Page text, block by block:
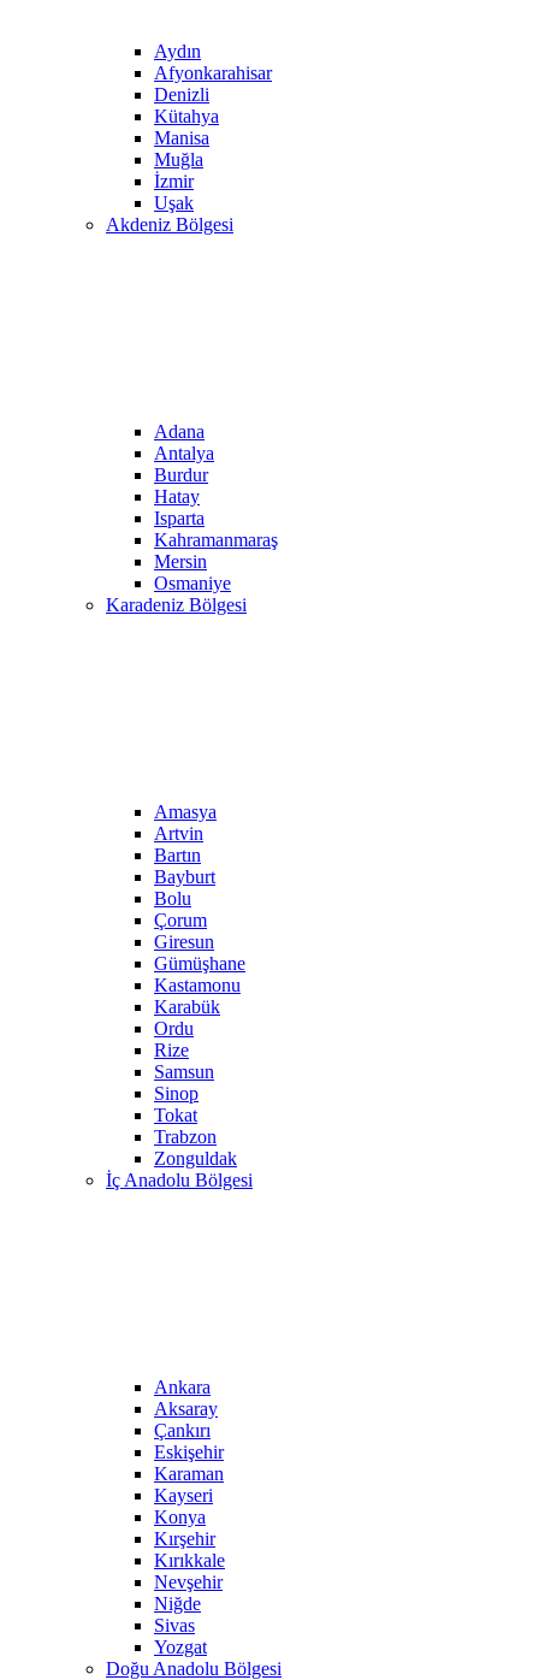
Aydın
Afyonkarahisar
Denizli
Kütahya
Manisa
Muğla
İzmir
Uşak
Akdeniz Bölgesi
Adana
Antalya
Burdur
Hatay
Isparta
Kahramanmaraş
Mersin
Osmaniye
Karadeniz Bölgesi
Amasya
Artvin
Bartın
Bayburt
Bolu
Çorum
Giresun
Gümüşhane
Kastamonu
Karabük
Ordu
Rize
Samsun
Sinop
Tokat
Trabzon
Zonguldak
İç Anadolu Bölgesi
Ankara
Aksaray
Çankırı
Eskişehir
Karaman
Kayseri
Konya
Kırşehir
Kırıkkale
Nevşehir
Niğde
Sivas
Yozgat
Doğu Anadolu Bölgesi